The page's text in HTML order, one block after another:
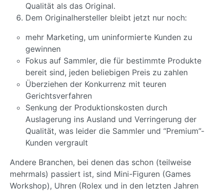
Qualität als das Original.
Dem Originalhersteller bleibt jetzt nur noch:
mehr Marketing, um uninformierte Kunden zu
gewinnen
Fokus auf Sammler, die für bestimmte Produkte
bereit sind, jeden beliebigen Preis zu zahlen
Überziehen der Konkurrenz mit teuren
Gerichtsverfahren
Senkung der Produktionskosten durch
Auslagerung ins Ausland und Verringerung der
Qualität, was leider die Sammler und “Premium”-
Kunden vergrault
Andere Branchen, bei denen das schon (teilweise
mehrmals) passiert ist, sind Mini-Figuren (Games
Workshop), Uhren (Rolex und in den letzten Jahren